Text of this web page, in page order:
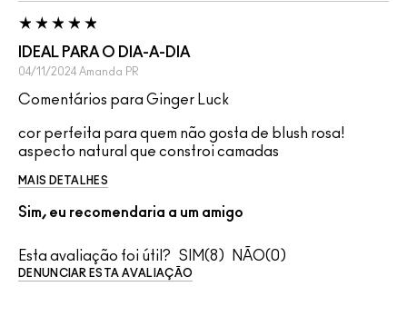
IDEAL PARA O DIA-A-DIA
04/11/2024 Amanda PR
Comentários para Ginger Luck
cor perfeita para quem não gosta de blush rosa!
aspecto natural que constroi camadas
MAIS DETALHES
Sim, eu recomendaria a um amigo
Esta avaliação foi útil? 8 0
DENUNCIAR ESTA AVALIAÇÃO